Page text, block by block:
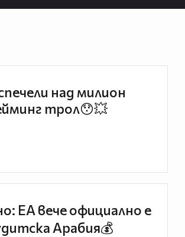
над милион
трол😯💥
EA вече официално е
Арабия💰